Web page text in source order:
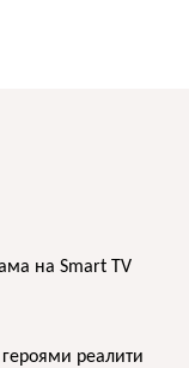
на Smart TV
реалити